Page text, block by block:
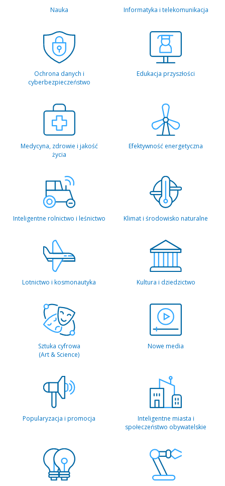
Nauka Informatyka i telekomunikacja
Ochrona danych i
cyberbezpieczeństwo
Edukacja przyszłości
Medycyna, zdrowie i jakość
życia
Efektywność energetyczna
Inteligentne rolnictwo i leśnictwo Klimat i środowisko naturalne
Lotnictwo i kosmonautyka Kultura i dziedzictwo
Sztuka cyfrowa
(Art & Science)
Nowe media
Popularyzacja i promocja
Inteligentne miasta i
społeczeństwo obywatelskie